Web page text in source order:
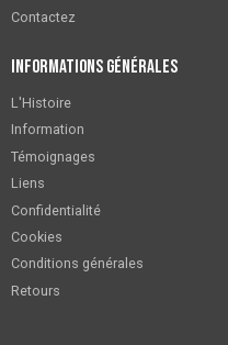
Contactez
Informations générales
L'Histoire
Information
Témoignages
Liens
Confidentialité
Cookies
Conditions générales
Retours